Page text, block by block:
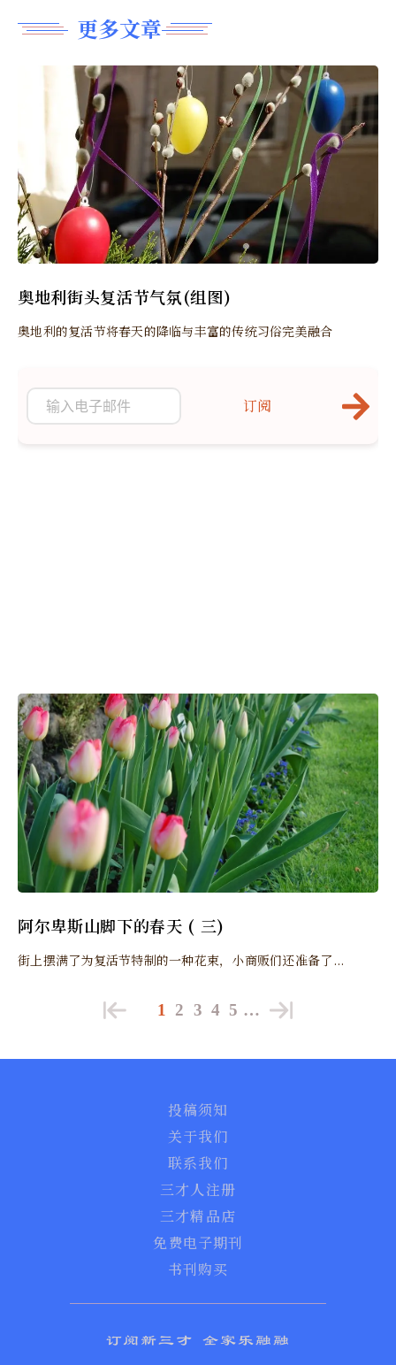
更多文章
奥地利街头复活节气氛(组图)
奥地利的复活节将春天的降临与丰富的传统习俗完美融合
阿尔卑斯山脚下的春天 ( 三)
街上摆满了为复活节特制的一种花束，小商贩们还准备了...
订阅
1 2 3 4 5 …
投稿须知
关于我们
联系我们
三才人注册
三才精品店
免费电子期刊
书刊购买
订阅新三才 全家乐融融